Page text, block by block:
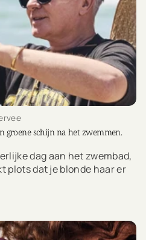
groene schijn na het zwemmen.
dag aan het zwembad,
plots dat je blonde haar er